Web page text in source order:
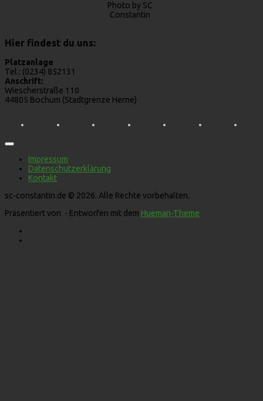
Photo by SC
Constantin
Hier findest du uns:
Platzanlage
Tel.: (0234) 852131
Anschrift:
Wiescherstraße 110
44805 Bochum (Stadtgrenze Herne)
Impressum
Datenschutzerklärung
Kontakt
sc-constantin.de © 2026. Alle Rechte vorbehalten.
Präsentiert von - Entworfen mit dem Hueman-Theme